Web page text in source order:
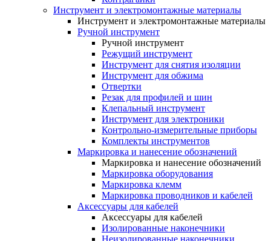
Инструмент и электромонтажные материалы
Инструмент и электромонтажные материалы
Ручной инструмент
Ручной инструмент
Режущий инструмент
Инструмент для снятия изоляции
Инструмент для обжима
Отвертки
Резак для профилей и шин
Клепальный инструмент
Инструмент для электроники
Контрольно-измерительные приборы
Комплекты инструментов
Маркировка и нанесение обозначений
Маркировка и нанесение обозначений
Маркировка оборудования
Маркировка клемм
Маркировка проводников и кабелей
Аксессуары для кабелей
Аксессуары для кабелей
Изолированные наконечники
Неизолированные наконечники